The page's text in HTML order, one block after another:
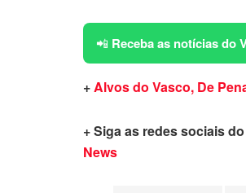
📲 Receba as notícias do
+Alvos do Vasco, De
+ Siga as redes sociais
News